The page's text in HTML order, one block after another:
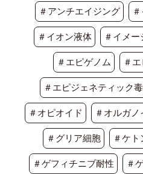
＃アンチエイジング
＃イオン液体 ＃イメー
＃エピゲノム ＃
＃エピジェネティック
＃オピオイド ＃オルガノ
＃グリア細胞 ＃ケト
＃ゲフィチニブ耐性 ＃